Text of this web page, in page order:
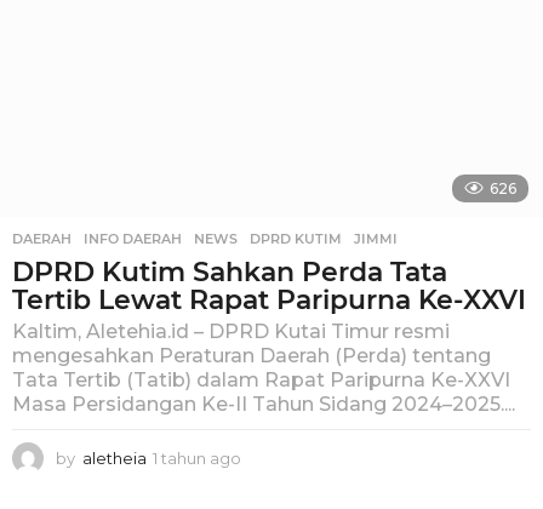
626
DAERAH ,INFO DAERAH ,NEWS DPRD KUTIM ,JIMMI
DPRD Kutim Sahkan Perda Tata
Tertib Lewat Rapat Paripurna Ke-XXVI
Kaltim, Aletehia.id – DPRD Kutai Timur resmi
mengesahkan Peraturan Daerah (Perda) tentang
Tata Tertib (Tatib) dalam Rapat Paripurna Ke-XXVI
Masa Persidangan Ke-II Tahun Sidang 2024–2025....
by aletheia 1 tahun ago